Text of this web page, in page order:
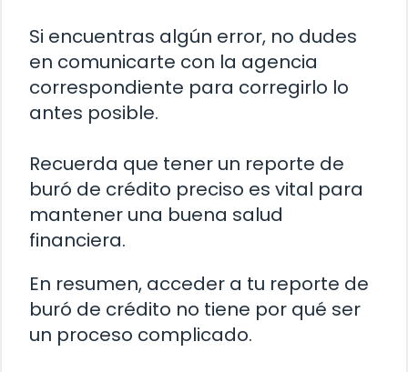
Si encuentras algún error, no dudes
en comunicarte con la agencia
correspondiente para corregirlo lo
antes posible.
Recuerda que tener un reporte de
buró de crédito preciso es vital para
mantener una buena salud
financiera.
En resumen, acceder a tu reporte de
buró de crédito no tiene por qué ser
un proceso complicado.